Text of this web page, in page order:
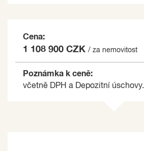
Cena:
1 108 900 CZK / za nemovitost
Poznámka k ceně:
včetně DPH a Depozitní úschovy.